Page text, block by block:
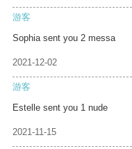
游客
Sophia sent you 2 messa
2021-12-02
游客
Estelle sent you 1 nude
2021-11-15